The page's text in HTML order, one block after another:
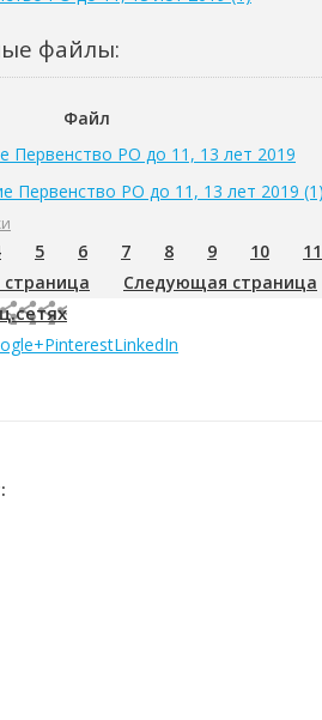
файлы:
Файл
Первенство РО до 11, 13 лет 2019
Первенство РО до 11, 13 лет 2019
5 6 7 8 9 10
11
Следующая страница
PinterestLinkedIn